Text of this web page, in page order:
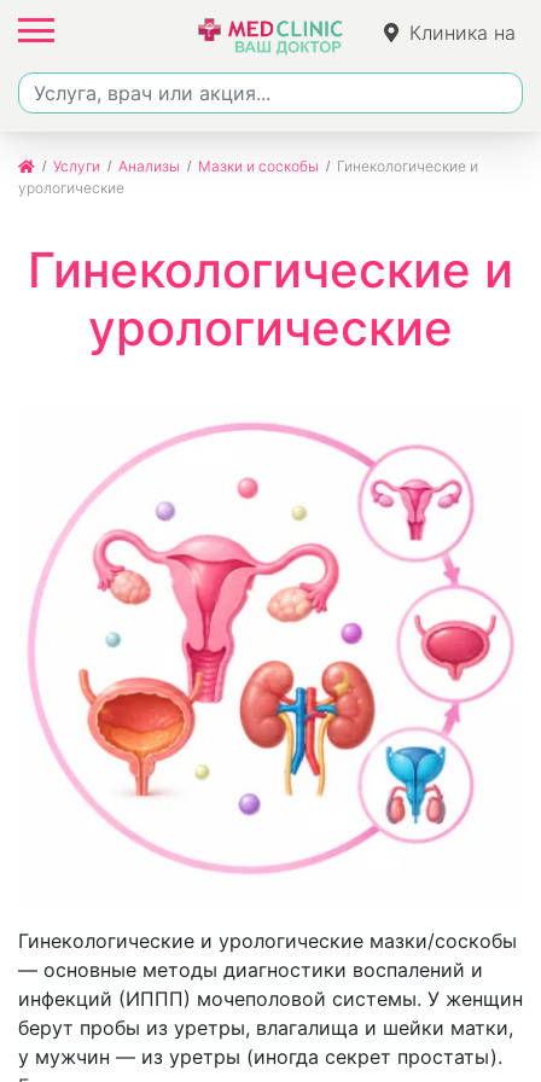
Клиника на
Джалиля
Услуги Анализы Мазки и соскобы
Гинекологические и
урологические
Гинекологические и
урологические
Гинекологические и урологические мазки/соскобы
— основные методы диагностики воспалений и
инфекций (ИППП) мочеполовой системы. У женщин
берут пробы из уретры, влагалища и шейки матки,
у мужчин — из уретры (иногда секрет простаты).